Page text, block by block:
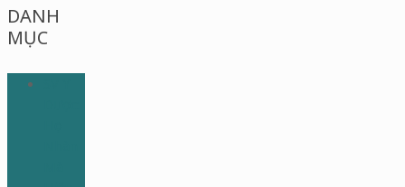
DANH
MỤC